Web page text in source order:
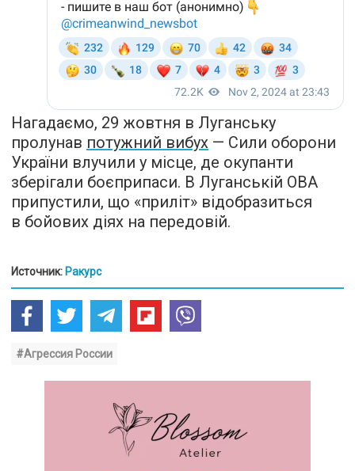
Нагадаємо, 29 жовтня в Луганську
пролунав потужний вибух — Сили оборони
України влучили у місце, де окупанти
зберігали боєприпаси. В Луганській ОВА
припустили, що «приліт» відобразиться
в бойових діях на передовій.
Источник: Ракурс
#Агрессия России